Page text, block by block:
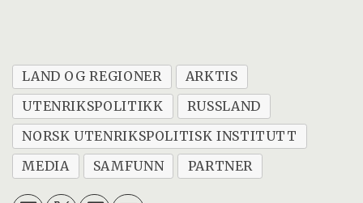
LAND OG REGIONER
ARKTIS
UTENRIKSPOLITIKK
RUSSLAND
NORSK UTENRIKSPOLITISK INSTITUTT
MEDIA
SAMFUNN PARTNER